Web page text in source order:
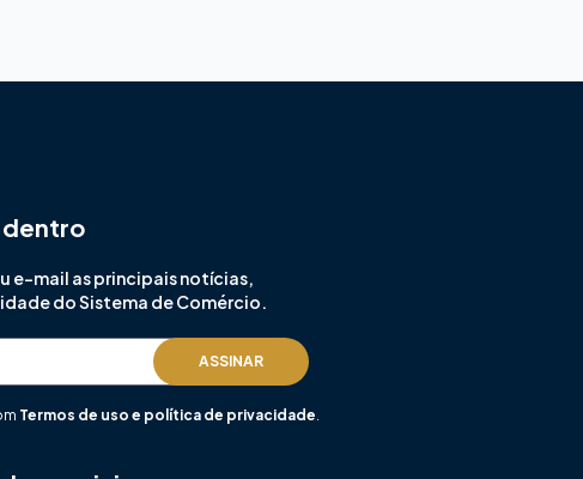
dentro
e-mail as principais notícias,
do Sistema de Comércio.
ASSINAR
Termos de uso e política de privacidade